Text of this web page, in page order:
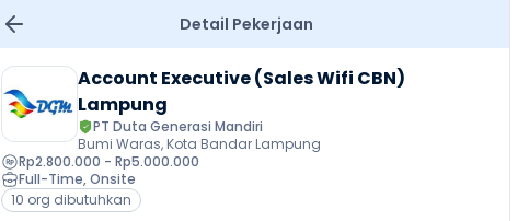
Detail Pekerjaan
Account Executive (Sales Wifi CBN)
Lampung
PT Duta Generasi Mandiri
Bumi Waras, Kota Bandar Lampung
Rp2.800.000 - Rp5.000.000
Full-Time, Onsite
10 org dibutuhkan